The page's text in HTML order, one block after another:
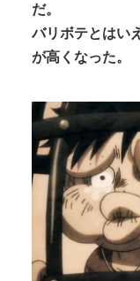
だ。
バリボテとはい
が高くなった。